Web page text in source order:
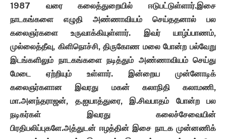
1987 வரை கலைத்துறையில் ஈடுபட்டுள்ளார்.இசை
நாடகங்களை எழுதி அண்ணாவியம் செய்ததனால் பல
கலைஞர்களை உருவாக்கியுள்ளார். இவர் யாழ்ப்பாணம்,
முல்லைத்தீவு, கிளிநொச்சி, திருகோண மலை போன்ற பல்வேறு
இடங்களிலும் நாடகங்களை நடித்தும் அண்ணாவியம் செய்து
மேடை ஏற்றியும் உள்ளார். இன்றைய முன்னோடிக்
கலைஞர்களான இவரது மகன் கலாநிதி கலாமணி,
மா.அனந்தராஜன், த.ஐயாத்துரை, இ.சிவபாதம் போன்ற பல
நடிகர்கள் இவரது கலைச்சேவையின்
பிரதிபலிப்புகளே.அத்துடன் ஈழத்தின் இசை நாடக முன்னணிக்